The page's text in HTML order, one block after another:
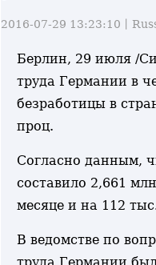
2016-07-29 13:23:10丨
Берлин, 29 июля /
труда Германии в
безработицы в
проц.
Согласно данным,
составило 2,661
месяце и на 112
В ведомстве по